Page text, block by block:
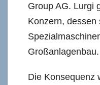
Group AG. Lurgi
Konzern, dessen
Großanlagenbau.
Die Konsequenz